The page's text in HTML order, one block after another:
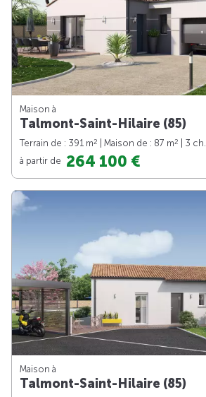
Maison à
Talmont-Saint-Hilaire (85)
Terrain de : 391 m2 | Maison de : 87 m2
| 3 ch.
à partir de 264 100 €
Maison à
Talmont-Saint-Hilaire (85)